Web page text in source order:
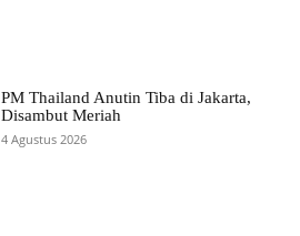
PM Thailand Anutin Tiba di Jakarta,
Disambut Meriah
4 Agustus 2026